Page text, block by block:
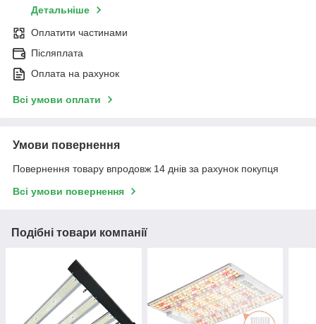
Детальніше
Оплатити частинами
Післяплата
Оплата на рахунок
Всі умови оплати
Умови повернення
Повернення товару впродовж 14 днів за рахунок покупця
Всі умови повернення
Подібні товари компанії